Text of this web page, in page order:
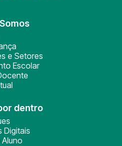
e Setores
Escolar
dentro
Digitais